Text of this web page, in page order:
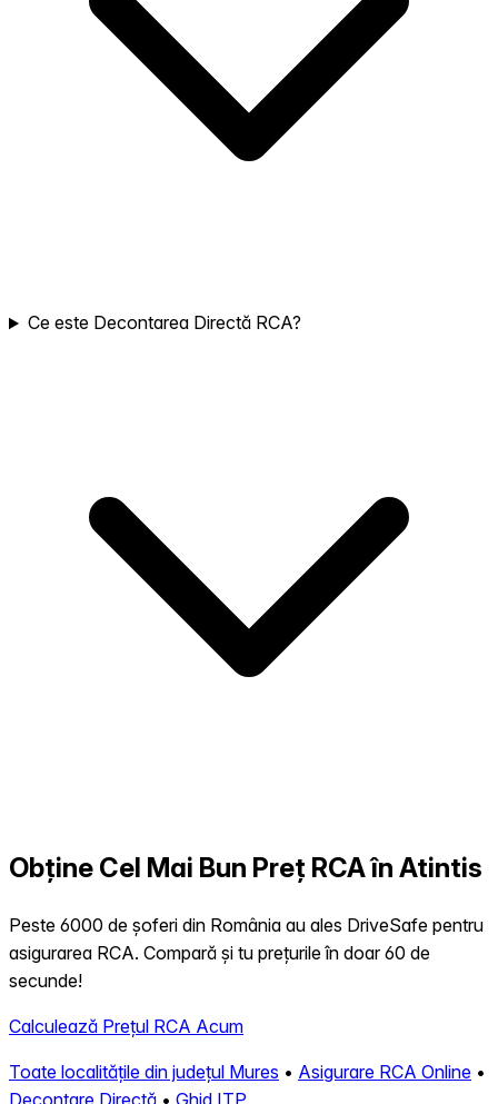
Ce este Decontarea Directă RCA?
Obține Cel Mai Bun Preț RCA în Atintis
Peste 6000 de șoferi din România au ales DriveSafe pentru
asigurarea RCA. Compară și tu prețurile în doar 60 de
secunde!
Calculează Prețul RCA Acum
Toate localitățile din județul Mures • Asigurare RCA Online •